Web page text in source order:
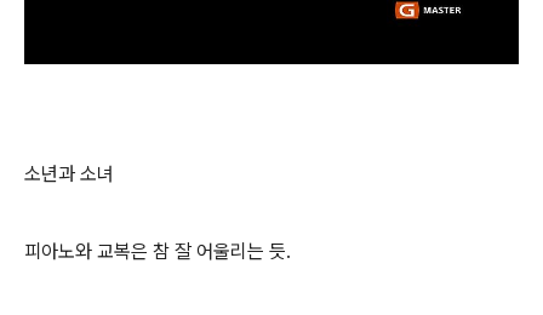
소년과 소녀
피아노와 교복은 참 잘 어울리는 듯.